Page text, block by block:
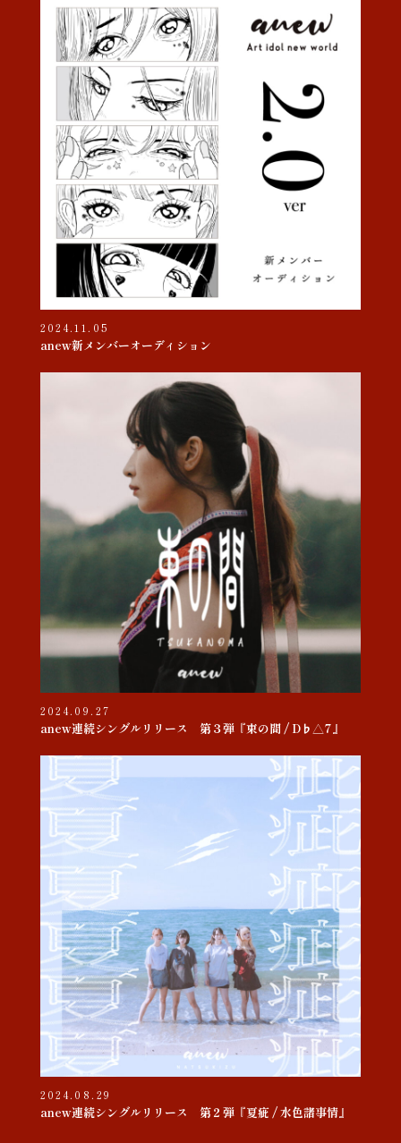
2024.11.05
anew新メンバーオーディション
2024.09.27
anew連続シングルリリース 第３弾『束の間 / D♭△7』
2024.08.29
anew連続シングルリリース 第２弾『夏疵 / 水色諸事情』